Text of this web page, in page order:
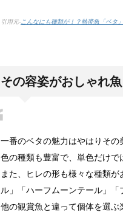
つい人を呼びたく
色々な作業に
引用元- こんなにも種類が！？熱帯魚「ベタ
その容姿がおしゃれ魚
一番のベタの魅力はやはりその
色の種類も豊富で、単色だけで
また、ヒレの形も様々な種類
ル」「ハーフムーンテール」「
他の観賞魚と違って個体を選ぶ